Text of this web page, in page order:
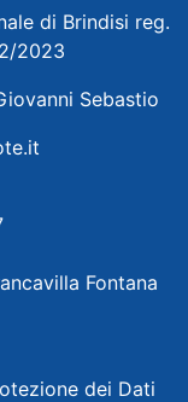
di Brindisi reg.
2023
Sebastio
Fontana
dei Dati